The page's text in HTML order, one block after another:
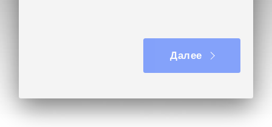
Далее